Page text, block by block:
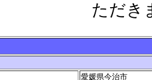
ただき
愛媛県今治市